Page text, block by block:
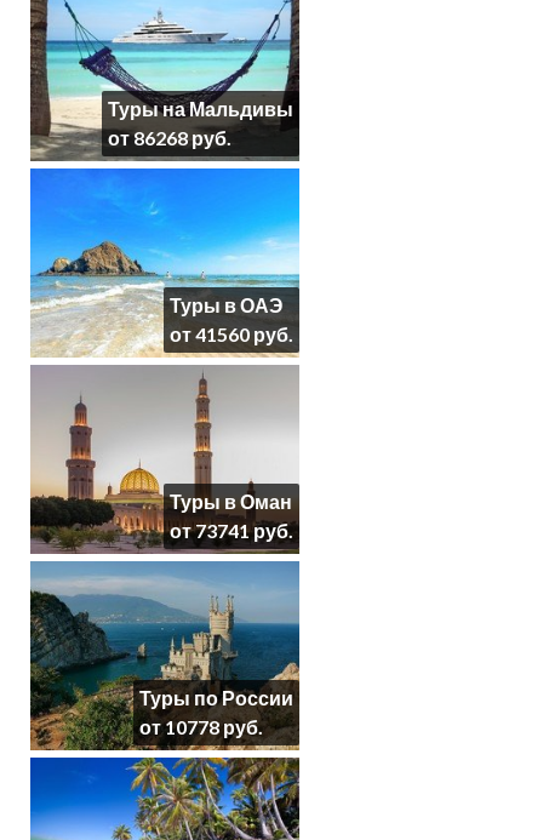
Туры на Мальдивы
от 86268 руб.
Туры в ОАЭ
от 41560 руб.
Туры в Оман
от 73741 руб.
Туры по России
от 10778 руб.